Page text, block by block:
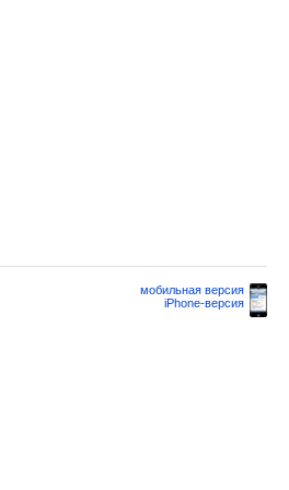
мобильная версия
iPhone-версия